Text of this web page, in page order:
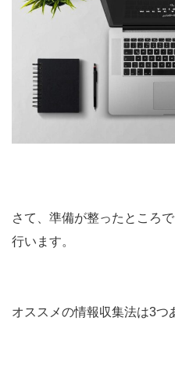
さて、準備が整ったところ
行います。
オススメの情報収集法は3つ